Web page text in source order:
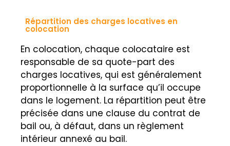
Répartition des charges locatives en
colocation
En colocation, chaque colocataire est
responsable de sa quote-part des
charges locatives, qui est généralement
proportionnelle à la surface qu’il occupe
dans le logement. La répartition peut être
précisée dans une clause du contrat de
bail ou, à défaut, dans un règlement
intérieur annexé au bail.